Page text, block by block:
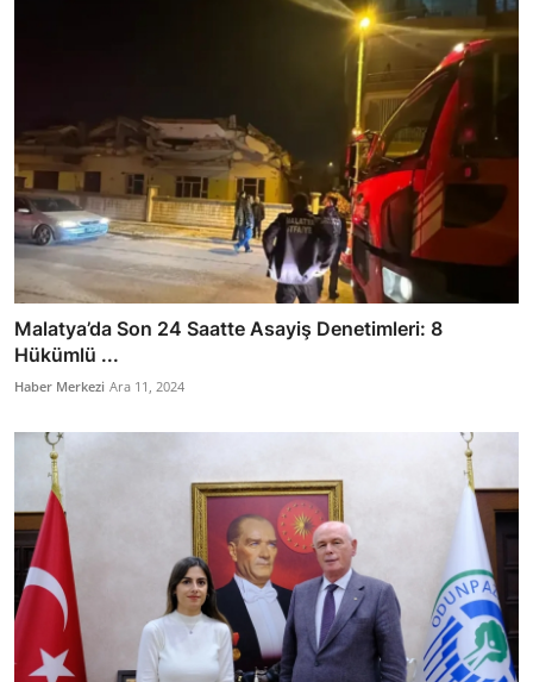
Malatya’da Son 24 Saatte Asayiş Denetimleri: 8
Hükümlü ...
Haber Merkezi Ara 11, 2024